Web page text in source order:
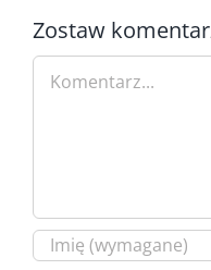
Zostaw
Comment